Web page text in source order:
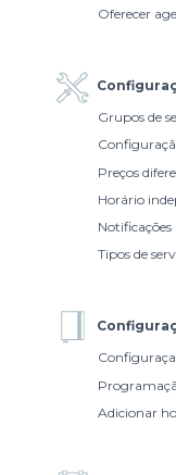
Oferecer
Grupos de
Preços
Horário
Notificações
Tipos de
Adicionar